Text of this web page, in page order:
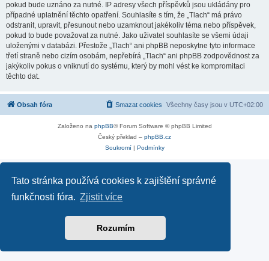
Tato stránka používá cookies k zajištění správné
funkčnosti fóra. Zjistit více
Rozumím
pokud bude uznáno za nutné. IP adresy všech příspěvků jsou ukládány pro
případné uplatnění těchto opatření. Souhlasíte s tím, že „Tlach“ má právo
odstranit, upravit, přesunout nebo uzamknout jakékoliv téma nebo příspěvek,
pokud to bude považovat za nutné. Jako uživatel souhlasíte se všemi údaji
uloženými v databázi. Přestože „Tlach“ ani phpBB neposkytne tyto informace
třetí straně nebo cizím osobám, nepřebírá „Tlach“ ani phpBB zodpovědnost za
jakýkoliv pokus o vniknutí do systému, který by mohl vést ke kompromitaci
těchto dat.
Obsah fóra Všechny časy jsou v UTC+02:00
Smazat cookies
Založeno na phpBB® Forum Software © phpBB Limited
Český překlad – phpBB.cz
Soukromí| Podmínky